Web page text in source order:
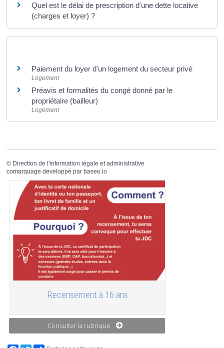
Quel est le délai de prescription d'une dette locative
(charges et loyer) ?
Paiement du loyer d'un logement du secteur privé
Logement
Préavis et formalités du congé donné par le
propriétaire (bailleur)
Logement
© Direction de l'information légale et administrative
comarquage developpé par baseo.io
Recensement à 16 ans
Consulter la rubrique